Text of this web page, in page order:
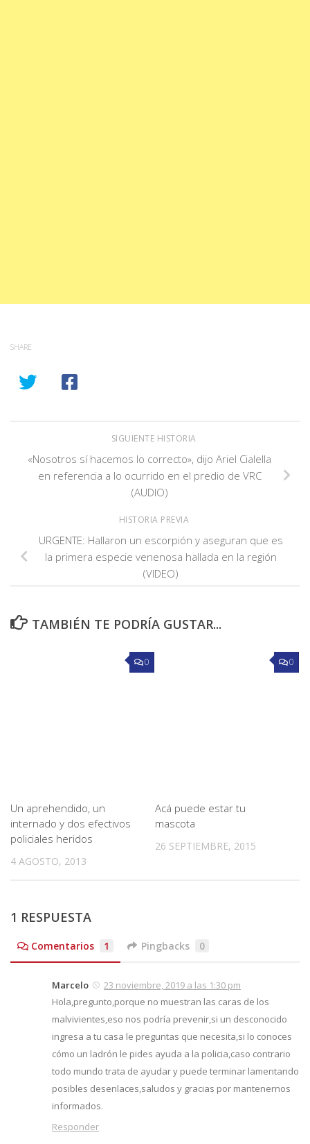
SHARE
SIGUIENTE HISTORIA
«Nosotros sí hacemos lo correcto», dijo Ariel Cialella
en referencia a lo ocurrido en el predio de VRC
(AUDIO)
HISTORIA PREVIA
URGENTE: Hallaron un escorpión y aseguran que es
la primera especie venenosa hallada en la región
(VIDEO)
TAMBIÉN TE PODRÍA GUSTAR...
0
Un aprehendido, un
internado y dos efectivos
policiales heridos
4 AGOSTO, 2013
0
Acá puede estar tu
mascota
26 SEPTIEMBRE, 2015
1 RESPUESTA
Comentarios 1 Pingbacks 0
Marcelo
23 noviembre, 2019 a las 1:30 pm
Hola,pregunto,porque no muestran las caras de los
malvivientes,eso nos podría prevenir,si un desconocido
ingresa a tu casa le preguntas que necesita,si lo conoces
cómo un ladrón le pides ayuda a la policia,caso contrario
todo mundo trata de ayudar y puede terminar lamentando
posibles desenlaces,saludos y gracias por mantenernos
informados.
Responder